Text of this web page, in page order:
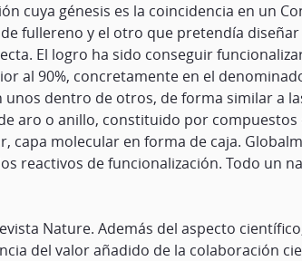
cuya génesis es la coincidencia en un
fullereno y el otro que pretendía
El logro ha sido conseguir
al 90%, concretamente en el
dentro de otros, de forma similar a
aro o anillo, constituido por
capa molecular en forma de caja.
reactivos de funcionalización. Todo un
Nature. Además del aspecto
del valor añadido de la colaboración